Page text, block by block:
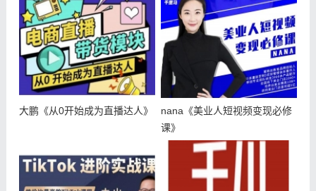
大鹏《从0开始成为直播达人》
nana《美业人短视频变现必修
课》